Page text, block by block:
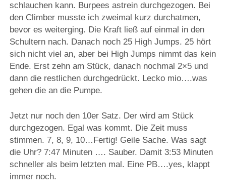
schlauchen kann. Burpees astrein durchgezogen. Bei
den Climber musste ich zweimal kurz durchatmen,
bevor es weiterging. Die Kraft ließ auf einmal in den
Schultern nach. Danach noch 25 High Jumps. 25 hört
sich nicht viel an, aber bei High Jumps nimmt das kein
Ende. Erst zehn am Stück, danach nochmal 2×5 und
dann die restlichen durchgedrückt. Lecko mio….was
gehen die an die Pumpe.
Jetzt nur noch den 10er Satz. Der wird am Stück
durchgezogen. Egal was kommt. Die Zeit muss
stimmen. 7, 8, 9, 10…Fertig! Geile Sache. Was sagt
die Uhr? 7:47 Minuten …. Sauber. Damit 3:53 Minuten
schneller als beim letzten mal. Eine PB….yes, klappt
immer noch.